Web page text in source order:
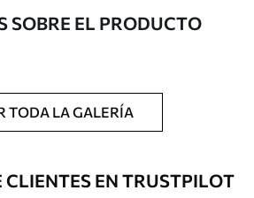
Disponible con recubrimiento de barniz
esponja suave. Los murales de pared con
recubrimiento de barniz pueden
Hasta 360 cm de altura: aplicación sin
SOBRE EL PRODUCTO
TODA LA GALERÍA
CLIENTES EN TRUSTPILOT